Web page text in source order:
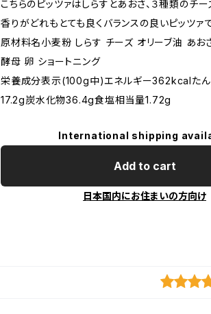
こちらのピッツァはしらすとあおさ、３種類のチー
香りがどれもとても良くバランスの良いピッツァで
原材料名小麦粉 しらす チーズ オリーブ油 あお
酵母 卵 ショートニング
栄養成分表示(100g中)エネルギー362kcalた
17.2g炭水化物36.4g食塩相当量1.72g
International shipping
Add to cart
日本国内にお住まいの方向け